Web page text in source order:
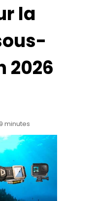
la
2026
9 minutes